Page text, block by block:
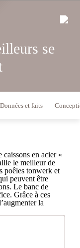
se
Données et faits
en acier «
le meilleur de
poêles tonwerk et
peuvent être
Le banc de
Grâce à ces
la